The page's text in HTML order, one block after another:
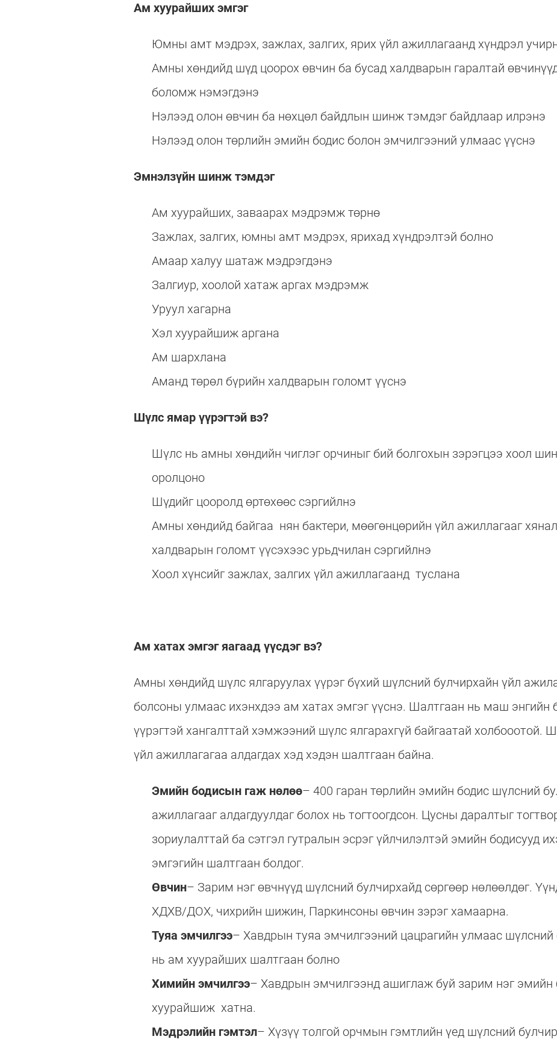
Ам хуурайших эмгэг
Юмны амт мэдрэх, зажлах, залгих, ярих үйл ажиллагаанд хүндрэл
Амны хөндийд шүд цоорох өвчин ба бусад халдварын гаралтай
боломж нэмэгдэнэ
Нэлээд олон өвчин ба нөхцөл байдлын шинж тэмдэг байдлаар илрэнэ
Нэлээд олон төрлийн эмийн бодис болон эмчилгээний улмаас үүснэ
Эмнэлзүйн шинж тэмдэг
Ам хуурайших, заваарах мэдрэмж төрнө
Зажлах, залгих, юмны амт мэдрэх, ярихад хүндрэлтэй болно
Амаар халуу шатаж мэдрэгдэнэ
Залгиур, хоолой хатаж аргах мэдрэмж
Уруул хагарна
Хэл хуурайшиж аргана
Ам шархлана
Аманд төрөл бүрийн халдварын голомт үүснэ
Шүлс ямар үүрэгтэй вэ?
Шүлс нь амны хөндийн чиглэг орчиныг бий болгохын зэрэгцээ хоол
оролцоно
Шүдийг цооролд өртөхөөс сэргийлнэ
Амны хөндийд байгаа нян бактери, мөөгөнцөрийн үйл ажиллагааг
халдварын голомт үүсэхээс урьдчилан сэргийлнэ
Хоол хүнсийг зажлах, залгих үйл ажиллагаанд туслана
Ам хатах эмгэг яагаад үүсдэг вэ?
Амны хөндийд шүлс ялгаруулах үүрэг бүхий шүлсний булчирхайн үйл
болсоны улмаас ихэнхдээ ам хатах эмгэг үүснэ. Шалтгаан нь маш энгийн
үүрэгтэй хангалттай хэмжээний шүлс ялгарахгүй байгаатай холбооотой.
үйл ажиллагагаа алдагдах хэд хэдэн шалтгаан байна.
Эмийн бодисын гаж нөлөө– 400 гаран төрлийн эмийн бодис шүлсний
ажиллагааг алдагдуулдаг болох нь тогтоогдсон. Цусны даралтыг
зориулалттай ба сэтгэл гутралын эсрэг үйлчилэлтэй эмийн бодисууд
эмгэгийн шалтгаан болдог.
Өвчин– Зарим нэг өвчнүүд шүлсний булчирхайд сөргөөр нөлөөлдөг.
ХДХВ/ДОХ, чихрийн шижин, Паркинсоны өвчин зэрэг хамаарна.
Туяа эмчилгээ– Хавдрын туяа эмчилгээний цацрагийн улмаас шүлсний
нь ам хуурайших шалтгаан болно
Химийн эмчилгээ– Хавдрын эмчилгээнд ашиглаж буй зарим нэг
хуурайшиж хатна.
Мэдрэлийн гэмтэл– Хүзүү толгой орчмын гэмтлийн үед шүлсний